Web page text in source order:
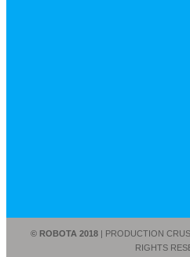
© ROBOTA 2018 | PRODUCTION
RIGHTS